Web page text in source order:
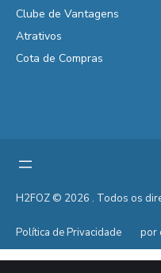
Clube de Vantagens
Atrativos
Cota de Compras
H2FOZ © 2026 . Todos os
Política de Privacidade por